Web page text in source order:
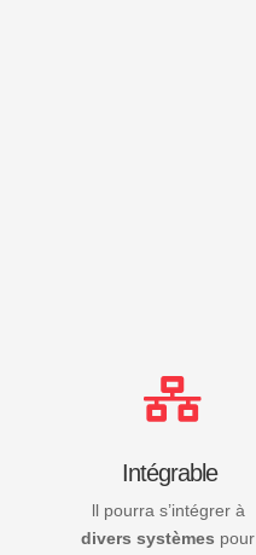

Intégrable
ll pourra s’intégrer à
divers systèmes pour